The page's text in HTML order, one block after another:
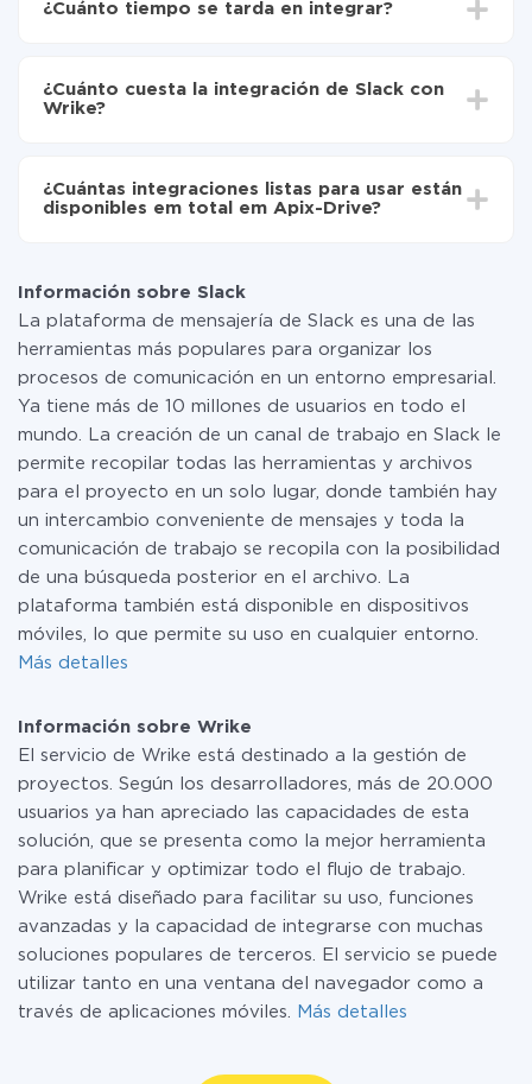
Elija qué datos transferir de Slack a Wrike
de Slack a Wrike
¿Cuánto tiempo se tarda en integrar?
oscilar entre 5 y 30 minutos. En promedio, la
configuración tarda entre 10 y 15 minutos.
¿Cuánto cuesta la integración de Slack con
Wrike?
tarifas. Usted solo paga por la cantidad de datos que
realmente se transfieren de uno de sus sistemas a otro
manera segura un plan de tarifa gratuita o cambiar a
uno de pago, si es necesario. Más detalles sobre
tarifas.
¿Cuántas integraciones listas para usar están
disponibles em total em Apix-Drive?
Información sobre Slack
La plataforma de mensajería de Slack es una de las
herramientas más populares para organizar los
procesos de comunicación en un entorno empresarial.
Ya tiene más de 10 millones de usuarios en todo el
mundo. La creación de un canal de trabajo en Slack le
permite recopilar todas las herramientas y archivos
para el proyecto en un solo lugar, donde también hay
un intercambio conveniente de mensajes y toda la
comunicación de trabajo se recopila con la posibilidad
de una búsqueda posterior en el archivo. La
plataforma también está disponible en dispositivos
móviles, lo que permite su uso en cualquier entorno.
Más detalles
Información sobre Wrike
El servicio de Wrike está destinado a la gestión de
proyectos. Según los desarrolladores, más de 20.000
usuarios ya han apreciado las capacidades de esta
solución, que se presenta como la mejor herramienta
para planificar y optimizar todo el flujo de trabajo.
Wrike está diseñado para facilitar su uso, funciones
avanzadas y la capacidad de integrarse con muchas
soluciones populares de terceros. El servicio se puede
utilizar tanto en una ventana del navegador como a
través de aplicaciones móviles.
Más detalles